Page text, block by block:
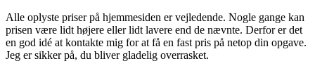
Alle oplyste priser på hjemmesiden er vejledende. Nogle gange kan
prisen være lidt højere eller lidt lavere end de nævnte. Derfor er det
en god idé at kontakte mig for at få en fast pris på netop din opgave.
Jeg er sikker på, du bliver gladelig overrasket.